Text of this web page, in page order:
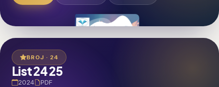
BROJ · 24
List 24 25
2024 PDF